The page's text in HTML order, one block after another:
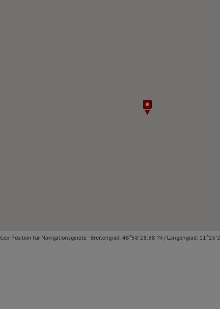
Geo-Position für Navigationsgeräte - Breitengrad: 48°58'28.38''N / Längengrad: